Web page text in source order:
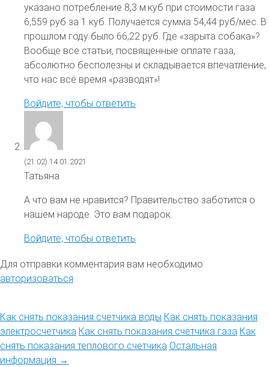
указано потребление 8,3 м.куб при стоимости газа
6,559 руб за 1 куб. Получается сумма 54,44 руб/мес. В
прошлом году было 66,22 руб. Где «зарыта собака»?
Вообще все статьи, посвященные оплате газа,
абсолютно бесполезны и складывается впечатление,
что нас всё время «разводят»!
Войдите, чтобы ответить
(21:02) 14.01.2021
Татьяна
А что вам не нравится? Правительство заботится о
нашем народе. Это вам подарок.
Войдите, чтобы ответить
Для отправки комментария вам необходимо
авторизоваться.
Как снять показания счетчика воды Как снять показания
электросчетчика Как снять показания счетчика газа Как
снять показания теплового счетчика Остальная
информация →